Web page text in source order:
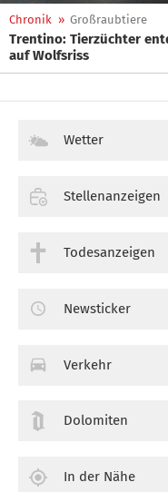
Chronik » Großraubtiere
Trentino: Tierzüchter
auf Wolfsriss
Wetter
Stellenanzeigen
Todesanzeigen
Newsticker
Verkehr
Dolomiten
In der Nähe